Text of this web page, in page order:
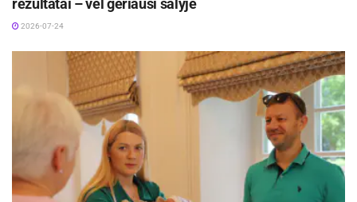
rezultatai – vėl geriausi šalyje
2026-07-24